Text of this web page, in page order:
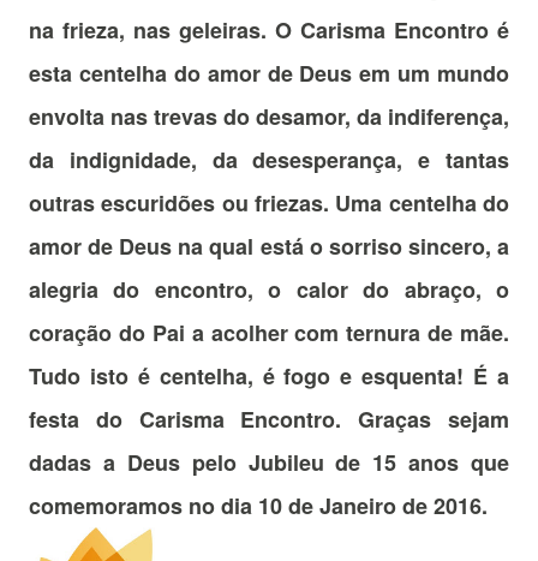
na frieza, nas geleiras. O Carisma Encontro é
esta centelha do amor de Deus em um mundo
envolta nas trevas do desamor, da indiferença,
da indignidade, da desesperança, e tantas
outras escuridões ou friezas. Uma centelha do
amor de Deus na qual está o sorriso sincero, a
alegria do encontro, o calor do abraço, o
coração do Pai a acolher com ternura de mãe.
Tudo isto é centelha, é fogo e esquenta! É a
festa do Carisma Encontro. Graças sejam
dadas a Deus pelo Jubileu de 15 anos que
comemoramos no dia 10 de Janeiro de 2016.